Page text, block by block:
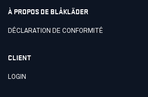
À PROPOS DE BLÅKLÄDER
DÉCLARATION DE CONFORMITÉ
CLIENT
LOGIN